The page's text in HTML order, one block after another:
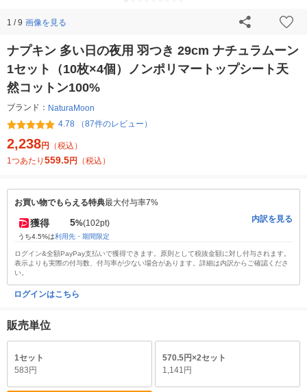
1 / 9 画像を見る
ナプキン 多い日の夜用 羽つき 29cm ナチュラムーン
1セット（10枚×4個）ノンポリマートップシート天
然コットン100%
ブランド： NaturaMoon
4.78 （87件のレビュー）
2,238円
（税込）
1つあたり 559.5円 （税込）
お買い物でもらえる特典最大付与率7%
獲得 5%(102pt)
うち4.5%は利用先・期間限定
内訳を見る
ログイン&全額PayPay支払いで獲得できます。原則として税抜金額に対し付与されます。
表示よりも実際の付与数、付与率が少ない場合があります。詳細は内訳からご確認くださ
い。
ログインはこちら
販売単位
1セット
583円
570.5円×2セット
1,141円